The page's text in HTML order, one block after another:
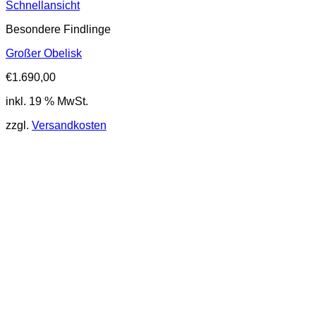
Schnellansicht
Besondere Findlinge
Großer Obelisk
€1.690,00
inkl. 19 % MwSt.
zzgl. Versandkosten